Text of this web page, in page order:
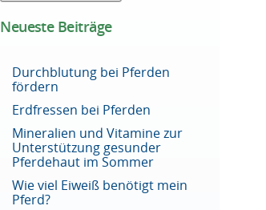
Neueste Beiträge
Durchblutung bei Pferden
fördern
Erdfressen bei Pferden
Mineralien und Vitamine zur
Unterstützung gesunder
Pferdehaut im Sommer
Wie viel Eiweiß benötigt mein
Pferd?